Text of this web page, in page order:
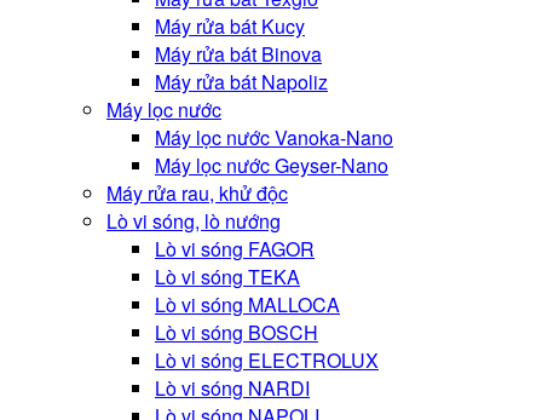
Máy rửa bát Kucy
Máy rửa bát Binova
Máy rửa bát Napoliz
Máy lọc nước
Máy lọc nước Vanoka-Nano
Máy lọc nước Geyser-Nano
Máy rửa rau, khử độc
Lò vi sóng, lò nướng
Lò vi sóng FAGOR
Lò vi sóng TEKA
Lò vi sóng MALLOCA
Lò vi sóng BOSCH
Lò vi sóng ELECTROLUX
Lò vi sóng NARDI